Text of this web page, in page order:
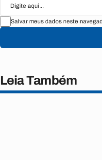
Salvar meus dados neste
Leia Também